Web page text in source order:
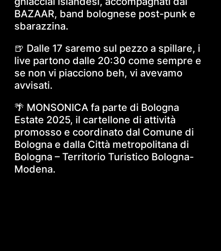
BAZAAR, band bolognese post-punk e
sbarazzina.
🍺 Dalle 17 saremo sul pezzo a spillare, i
live partono dalle 20:30 come sempre e
se non vi piacciono beh, vi avevamo
avvisati.
🌴 MONSONICA fa parte di Bologna
Estate 2025, il cartellone di attività
promosso e coordinato dal Comune di
Bologna e dalla Città metropolitana di
Bologna – Territorio Turistico Bologna-
Modena.